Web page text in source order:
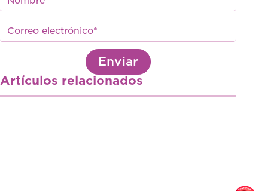
Enviar
Artículos relacionados